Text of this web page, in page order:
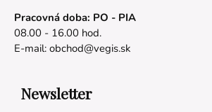
Pracovná doba: PO - PIA
08.00 - 16.00 hod.
E-mail: obchod@vegis.sk
Newsletter